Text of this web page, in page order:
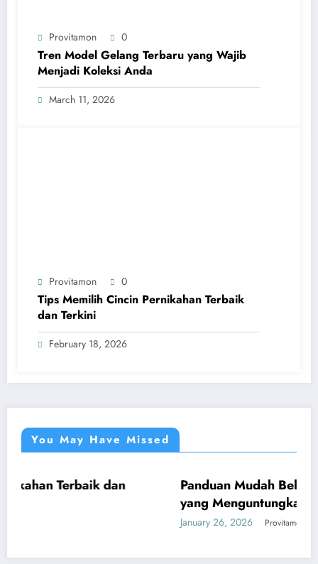
Provitamon 0
Tren Model Gelang Terbaru yang Wajib
Menjadi Koleksi Anda
March 11, 2026
Provitamon 0
Tips Memilih Cincin Pernikahan Terbaik
dan Terkini
February 18, 2026
You May Have Missed
UMUM
Panduan Mudah Beli Cincin Berlian
yang Menguntungkan
Provitamon